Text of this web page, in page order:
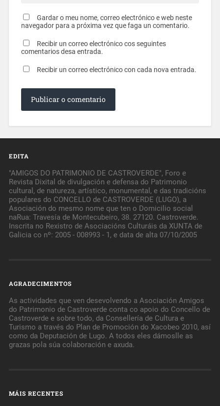
Gardar o meu nome, correo electrónico e web neste
navegador para a próxima vez que faga un comentario.
Recibir un correo electrónico cos seguintes
comentarios desa entrada.
Recibir un correo electrónico con cada nova entrada.
EDITA
"AMIGOS DO PATRIMONIO DE CASTROVERDE", Foro e
Revista Dixital de divulgación e defensa do Patrimonio
cultural, de natureza, artístico, monumental, e das tradicións
populares do CONCELLO de CASTROVERDE (LUGO), a
Asociación do mesmo nome que ten o Domicilio social
naRua: Travesía de Montecubeiro, 38. 27120. Castroverde.
Inscrita no Rexistro de Asociacións Culturáis da XUNTA de
Galicia co nº: 2005 - 008993 - 1, e data de alta 07/10/2005
AGRADECIMENTOS
As actividades que ven desevolvendo a Asociación Amigos
do Patrimonio de Castroverde conta co apoio do Concello de
Castroverde e sobre todo, da Consellería de Cultura e
Turismo a través do Plan de Promoción do Xacobeo 2010, así
como da Deputación de Lugo. A todos eles dámoslle as
grazas pola súa colaboración e axuda.
MÁIS RECENTES